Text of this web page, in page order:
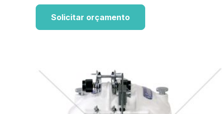
Solicitar orçamento